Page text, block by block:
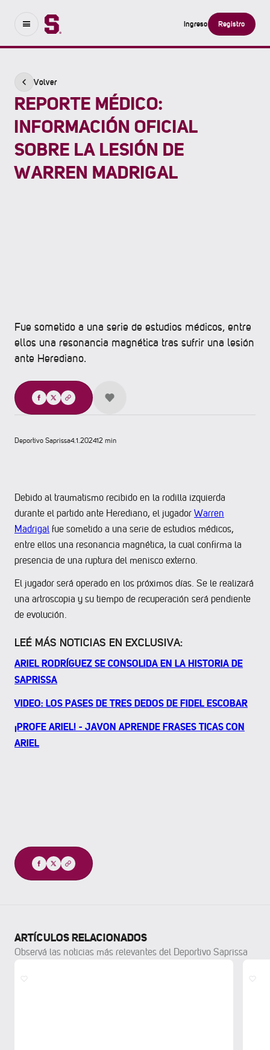
Ingreso Registro
Volver
REPORTE MÉDICO:
INFORMACIÓN OFICIAL
SOBRE LA LESIÓN DE
WARREN MADRIGAL
Fue sometido a una serie de estudios médicos, entre
ellos una resonancia magnética tras sufrir una lesión
ante Herediano.
Compartir
Deportivo Saprissa4.1.202412 min
Debido al traumatismo recibido en la rodilla izquierda
durante el partido ante Herediano, el jugador Warren
Madrigal fue sometido a una serie de estudios médicos,
entre ellos una resonancia magnética, la cual confirma la
presencia de una ruptura del menisco externo.
El jugador será operado en los próximos días. Se le realizará
una artroscopia y su tiempo de recuperación será pendiente
de evolución.
LEÉ MÁS NOTICIAS EN EXCLUSIVA:
ARIEL RODRÍGUEZ SE CONSOLIDA EN LA HISTORIA DE
SAPRISSA
VIDEO: LOS PASES DE TRES DEDOS DE FIDEL ESCOBAR
¡PROFE ARIEL! - JAVON APRENDE FRASES TICAS CON
ARIEL
Compartir
ARTÍCULOS RELACIONADOS
Observá las noticias más relevantes del Deportivo Saprissa